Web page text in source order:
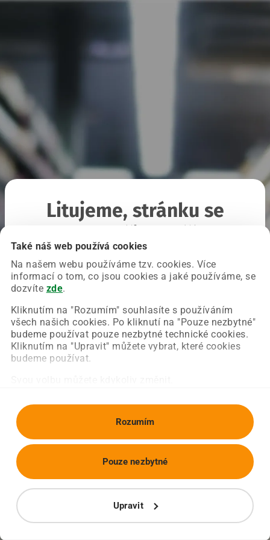
Také náš web používá cookies
Na našem webu používáme tzv. cookies. Více
informací o tom, co jsou cookies a jaké používáme, se
dozvíte zde.
Kliknutím na "Rozumím" souhlasíte s používáním
všech našich cookies. Po kliknutí na "Pouze nezbytné"
budeme používat pouze nezbytné technické cookies.
Kliknutím na "Upravit" můžete vybrat, které cookies
budeme používat.
Rozumím
Upravit
Pouze nezbytné
Litujeme, stránku se
Chyba nastala na naší straně a už ji opravujeme.
Zkuste prosím znovu načíst požadovanou stránku.
Obnovit stránku Úvodní strana